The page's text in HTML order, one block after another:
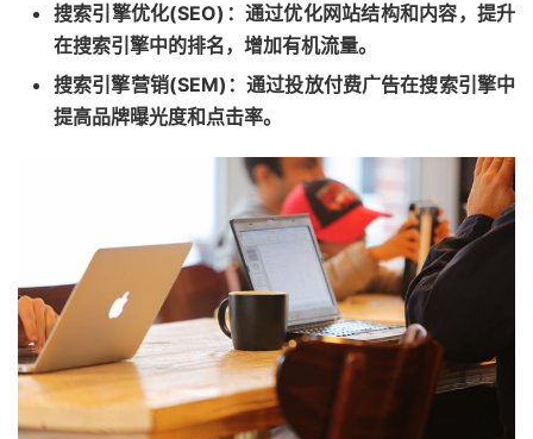
搜索引擎优化(SEO)：通过优化网站结构和内容，提升
在搜索引擎中的排名，增加有机流量。
搜索引擎营销(SEM)：通过投放付费广告在搜索引擎中
提高品牌曝光度和点击率。